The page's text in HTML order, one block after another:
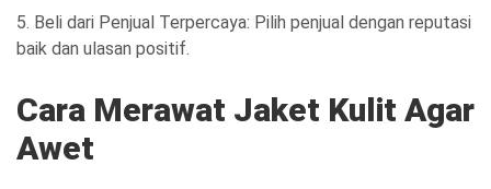
5. Beli dari Penjual Terpercaya: Pilih penjual dengan reputasi
baik dan ulasan positif.
Cara Merawat Jaket Kulit Agar
Awet